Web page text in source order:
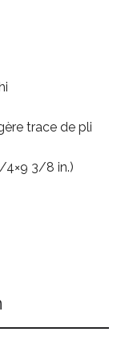
trace de pli
4×9 3/8 in.)